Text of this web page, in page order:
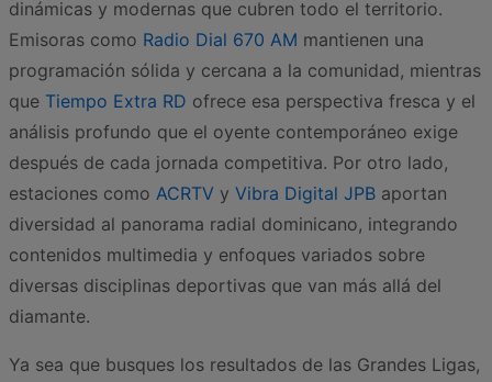
dinámicas y modernas que cubren todo el territorio.
Emisoras como Radio Dial 670 AM mantienen una
programación sólida y cercana a la comunidad, mientras
que Tiempo Extra RD ofrece esa perspectiva fresca y el
análisis profundo que el oyente contemporáneo exige
después de cada jornada competitiva. Por otro lado,
estaciones como ACRTV y Vibra Digital JPB aportan
diversidad al panorama radial dominicano, integrando
contenidos multimedia y enfoques variados sobre
diversas disciplinas deportivas que van más allá del
diamante.
Ya sea que busques los resultados de las Grandes Ligas,